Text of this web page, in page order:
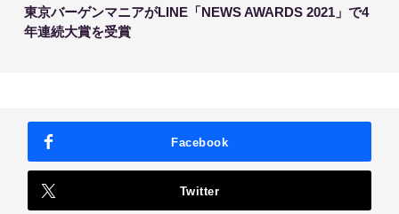
東京バーゲンマニアがLINE「NEWS AWARDS 2021」で4
年連続大賞を受賞
Facebook
Twitter